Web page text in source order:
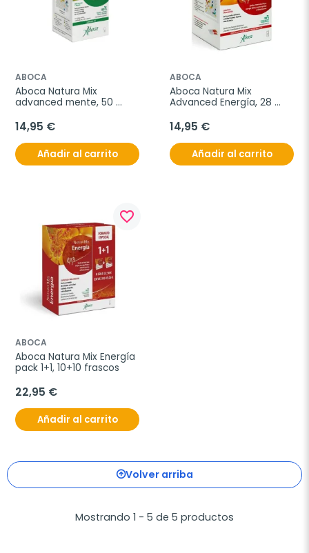
ABOCA
Aboca Natura Mix
advanced mente, 50
14,95 €
Añadir al carrito
ABOCA
Aboca Natura Mix
Advanced Energía, 28
14,95 €
Añadir al carrito
favorite_border
ABOCA
Aboca Natura Mix Energía
pack 1+1, 10+10 frascos
22,95 €
Añadir al carrito
Volver arriba
Mostrando 1 - 5 de 5 productos